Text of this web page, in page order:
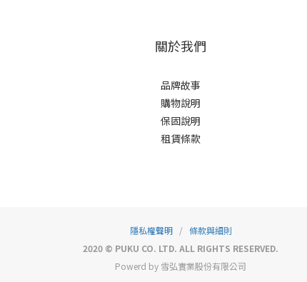
關於我們
品牌故事
購物說明
保固說明
租賃條款
隱私權聲明/ 條款與細則
2020 © PUKU CO. LTD. ALL RIGHTS RESERVED.
Powerd by 雪弘實業股份有限公司